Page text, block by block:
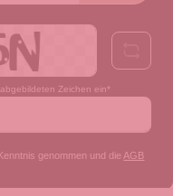
Zeichen ein*
genommen und die AGB